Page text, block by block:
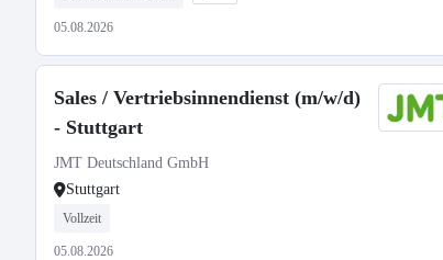
05.08.2026
Sales / Vertriebsinnendienst (m/w/d)
- Stuttgart
JMT Deutschland GmbH
Stuttgart
Vollzeit
05.08.2026